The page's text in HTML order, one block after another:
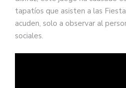
tapatíos que asisten a las
acuden, solo a observar al
sociales.